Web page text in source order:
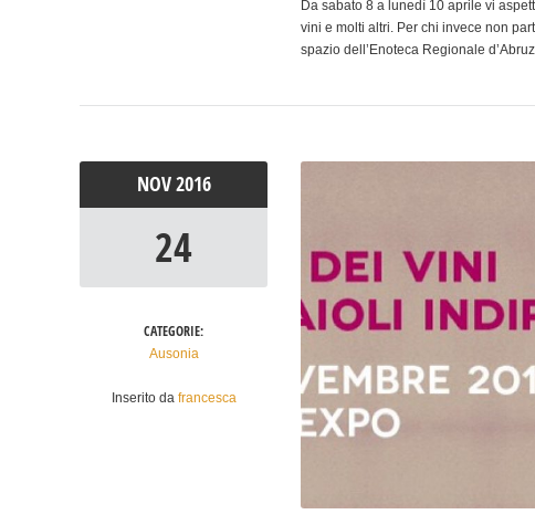
Da sabato 8 a lunedì 10 aprile vi
vini e molti altri. Per chi invece non
spazio dell’Enoteca Regionale
NOV2016
24
CATEGORIE:
Ausonia
Inserito da francesca